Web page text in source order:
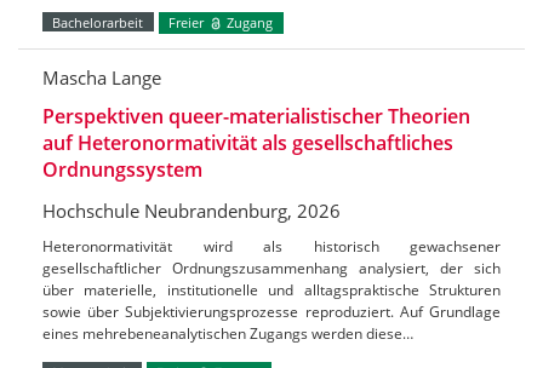
Bachelorarbeit Freier Zugang
Mascha Lange
Perspektiven queer-materialistischer Theorien
auf Heteronormativität als gesellschaftliches
Ordnungssystem
Hochschule Neubrandenburg, 2026
Heteronormativität wird als historisch gewachsener
gesellschaftlicher Ordnungszusammenhang analysiert, der sich
über materielle, institutionelle und alltagspraktische Strukturen
sowie über Subjektivierungsprozesse reproduziert. Auf Grundlage
eines mehrebeneanalytischen Zugangs werden diese…